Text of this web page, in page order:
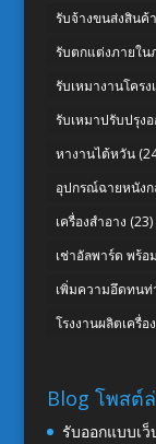
รับจ้างขนส่งสินค้า
รับตกแต่งภายใน
รับเหมางานโครง
รับเหมาปรับปรุง
หางานไต้หวัน
อุปกรณ์ฉายหนังก
เครื่องสำอาง (23)
เช่าอัลพาร์ด พร้
เพิ่มความอึดทนท่
โรงงานผลิตเครื่อ
Blog โพสต์
รับออกแบบเ